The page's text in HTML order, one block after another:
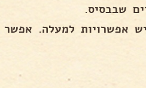
שבבסיס.
אפשרויות למעלה. אפשר